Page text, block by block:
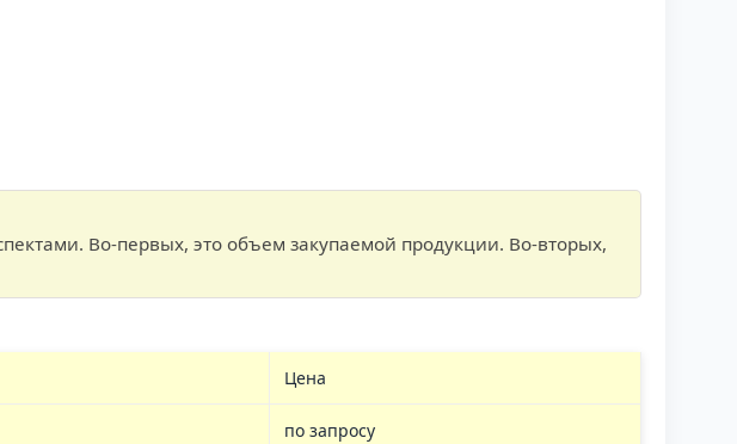
Во-первых, это объем закупаемой продукции. Во-вторых,
Цена
по запросу